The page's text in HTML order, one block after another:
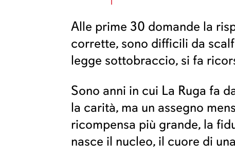
Alle prime 30 domande la
corrette, sono difficili da
legge sottobraccio, si fa
Sono anni in cui La Ruga fa
la carità, ma un assegno
ricompensa più grande, la
nasce il nucleo, il cuore di